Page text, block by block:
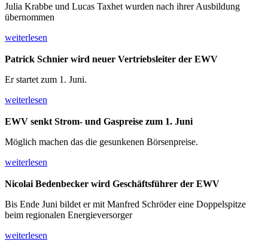
Julia Krabbe und Lucas Taxhet wurden nach ihrer Ausbildung
übernommen
weiterlesen
Patrick Schnier wird neuer Vertriebs­leiter der EWV
Er startet zum 1. Juni.
weiterlesen
EWV senkt Strom- und Gaspreise zum 1. Juni
Möglich machen das die gesunkenen Börsenpreise.
weiterlesen
Nicolai Bedenbecker wird Geschäftsführer der EWV
Bis Ende Juni bildet er mit Manfred Schröder eine Doppelspitze
beim regionalen Energieversorger
weiterlesen